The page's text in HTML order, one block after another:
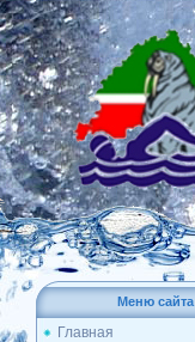
Меню сайта
Главная